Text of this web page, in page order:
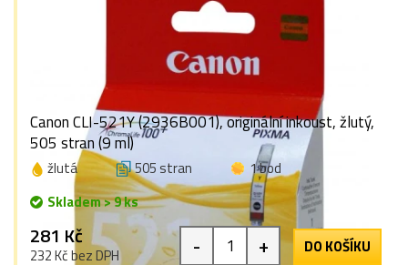
Canon CLI-521Y (2936B001), originální inkoust, žlutý,
505 stran (9 ml)
žlutá 505 stran
1 bod
Skladem > 9 ks
281 Kč
232 Kč bez DPH - + DO KOŠÍKU